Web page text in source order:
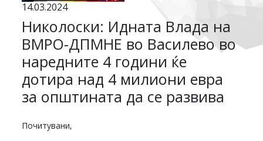
14.03.2024
Николоски: Идната Влада на
ВМРО-ДПМНЕ во Василево во
наредните 4 години ќе
дотира над 4 милиони евра
за општината да се развива
Почитувани,